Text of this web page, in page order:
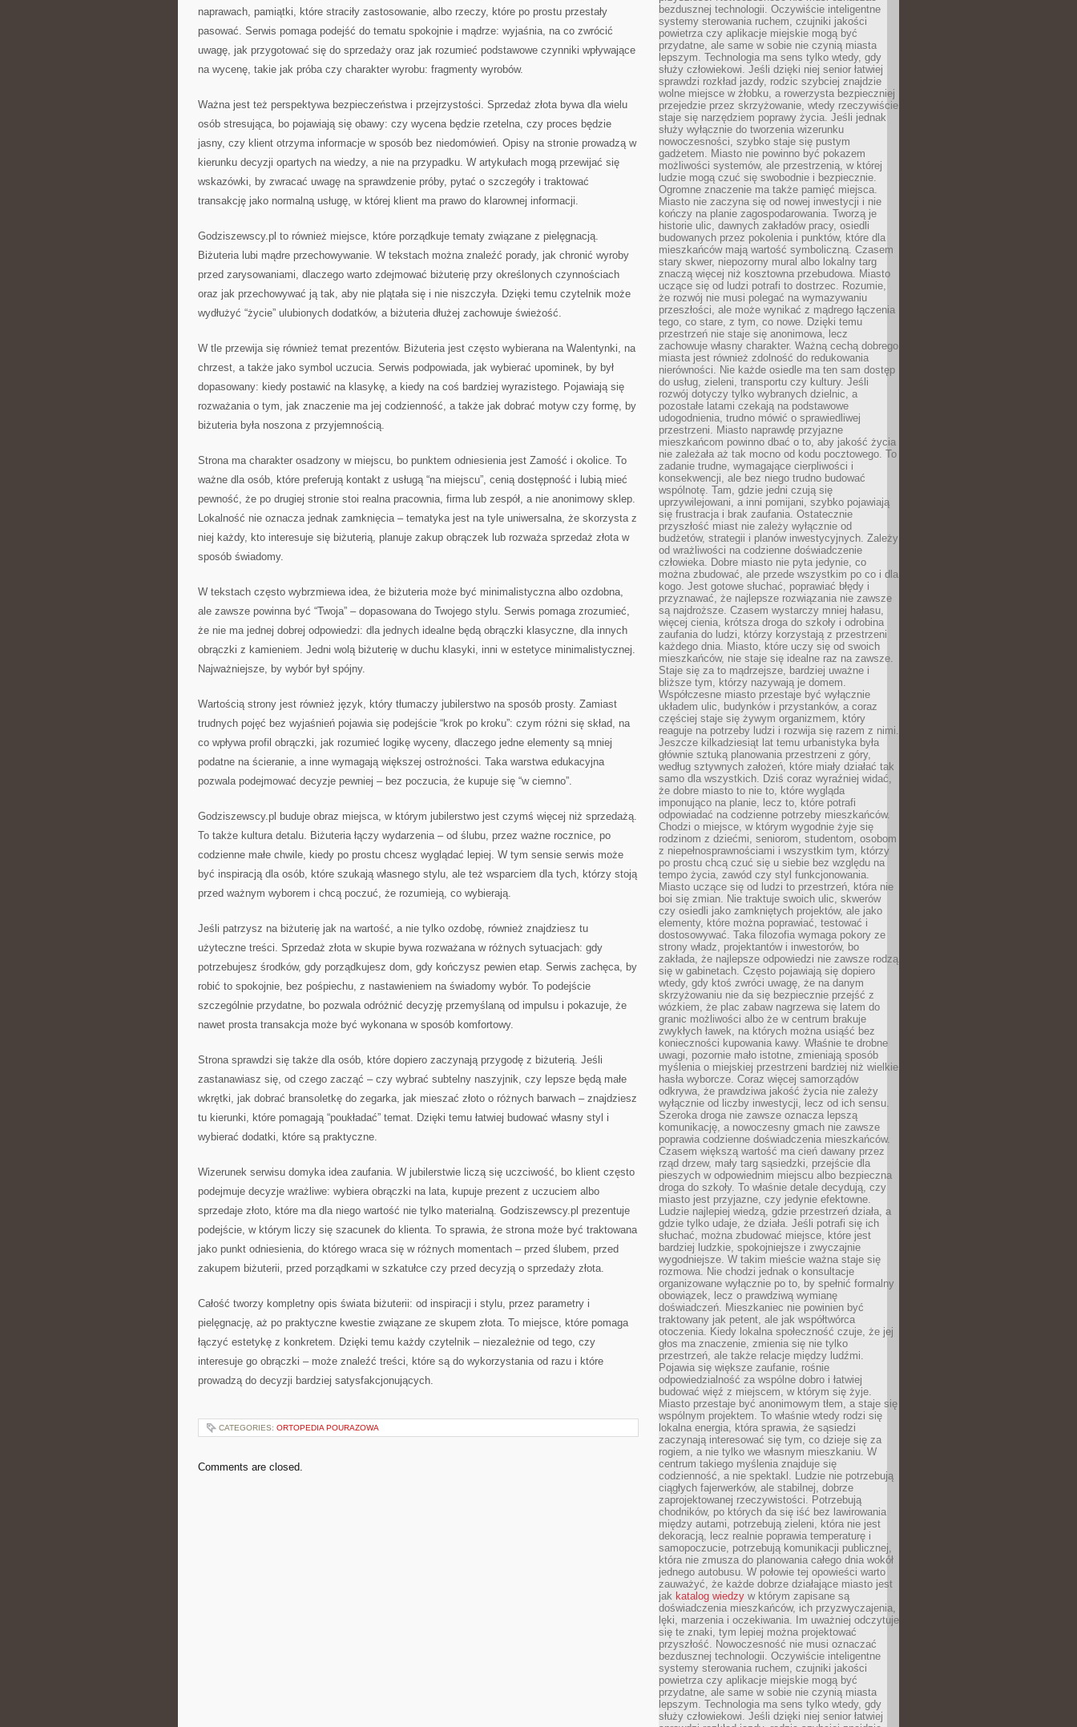
naprawach, pamiątki, które straciły zastosowanie, albo rzeczy, które po prostu przestały
pasować. Serwis pomaga podejść do tematu spokojnie i mądrze: wyjaśnia, na co zwrócić
uwagę, jak przygotować się do sprzedaży oraz jak rozumieć podstawowe czynniki wpływające
na wycenę, takie jak próba czy charakter wyrobu: fragmenty wyrobów.
Ważna jest też perspektywa bezpieczeństwa i przejrzystości. Sprzedaż złota bywa dla wielu
osób stresująca, bo pojawiają się obawy: czy wycena będzie rzetelna, czy proces będzie
jasny, czy klient otrzyma informacje w sposób bez niedomówień. Opisy na stronie prowadzą w
kierunku decyzji opartych na wiedzy, a nie na przypadku. W artykułach mogą przewijać się
wskazówki, by zwracać uwagę na sprawdzenie próby, pytać o szczegóły i traktować
transakcję jako normalną usługę, w której klient ma prawo do klarownej informacji.
Godziszewscy.pl to również miejsce, które porządkuje tematy związane z pielęgnacją.
Biżuteria lubi mądre przechowywanie. W tekstach można znaleźć porady, jak chronić wyroby
przed zarysowaniami, dlaczego warto zdejmować biżuterię przy określonych czynnościach
oraz jak przechowywać ją tak, aby nie plątała się i nie niszczyła. Dzięki temu czytelnik może
wydłużyć “życie” ulubionych dodatków, a biżuteria dłużej zachowuje świeżość.
W tle przewija się również temat prezentów. Biżuteria jest często wybierana na Walentynki, na
chrzest, a także jako symbol uczucia. Serwis podpowiada, jak wybierać upominek, by był
dopasowany: kiedy postawić na klasykę, a kiedy na coś bardziej wyrazistego. Pojawiają się
rozważania o tym, jak znaczenie ma jej codzienność, a także jak dobrać motyw czy formę, by
biżuteria była noszona z przyjemnością.
Strona ma charakter osadzony w miejscu, bo punktem odniesienia jest Zamość i okolice. To
ważne dla osób, które preferują kontakt z usługą “na miejscu”, cenią dostępność i lubią mieć
pewność, że po drugiej stronie stoi realna pracownia, firma lub zespół, a nie anonimowy sklep.
Lokalność nie oznacza jednak zamknięcia – tematyka jest na tyle uniwersalna, że skorzysta z
niej każdy, kto interesuje się biżuterią, planuje zakup obrączek lub rozważa sprzedaż złota w
sposób świadomy.
W tekstach często wybrzmiewa idea, że biżuteria może być minimalistyczna albo ozdobna,
ale zawsze powinna być “Twoja” – dopasowana do Twojego stylu. Serwis pomaga zrozumieć,
że nie ma jednej dobrej odpowiedzi: dla jednych idealne będą obrączki klasyczne, dla innych
obrączki z kamieniem. Jedni wolą biżuterię w duchu klasyki, inni w estetyce minimalistycznej.
Najważniejsze, by wybór był spójny.
Wartością strony jest również język, który tłumaczy jubilerstwo na sposób prosty. Zamiast
trudnych pojęć bez wyjaśnień pojawia się podejście “krok po kroku”: czym różni się skład, na
co wpływa profil obrączki, jak rozumieć logikę wyceny, dlaczego jedne elementy są mniej
podatne na ścieranie, a inne wymagają większej ostrożności. Taka warstwa edukacyjna
pozwala podejmować decyzje pewniej – bez poczucia, że kupuje się “w ciemno”.
Godziszewscy.pl buduje obraz miejsca, w którym jubilerstwo jest czymś więcej niż sprzedażą.
To także kultura detalu. Biżuteria łączy wydarzenia – od ślubu, przez ważne rocznice, po
codzienne małe chwile, kiedy po prostu chcesz wyglądać lepiej. W tym sensie serwis może
być inspiracją dla osób, które szukają własnego stylu, ale też wsparciem dla tych, którzy stoją
przed ważnym wyborem i chcą poczuć, że rozumieją, co wybierają.
Jeśli patrzysz na biżuterię jak na wartość, a nie tylko ozdobę, również znajdziesz tu
użyteczne treści. Sprzedaż złota w skupie bywa rozważana w różnych sytuacjach: gdy
potrzebujesz środków, gdy porządkujesz dom, gdy kończysz pewien etap. Serwis zachęca, by
robić to spokojnie, bez pośpiechu, z nastawieniem na świadomy wybór. To podejście
szczególnie przydatne, bo pozwala odróżnić decyzję przemyślaną od impulsu i pokazuje, że
nawet prosta transakcja może być wykonana w sposób komfortowy.
Strona sprawdzi się także dla osób, które dopiero zaczynają przygodę z biżuterią. Jeśli
zastanawiasz się, od czego zacząć – czy wybrać subtelny naszyjnik, czy lepsze będą małe
wkrętki, jak dobrać bransoletkę do zegarka, jak mieszać złoto o różnych barwach – znajdziesz
tu kierunki, które pomagają “poukładać” temat. Dzięki temu łatwiej budować własny styl i
wybierać dodatki, które są praktyczne.
Wizerunek serwisu domyka idea zaufania. W jubilerstwie liczą się uczciwość, bo klient często
podejmuje decyzje wrażliwe: wybiera obrączki na lata, kupuje prezent z uczuciem albo
sprzedaje złoto, które ma dla niego wartość nie tylko materialną. Godziszewscy.pl prezentuje
podejście, w którym liczy się szacunek do klienta. To sprawia, że strona może być traktowana
jako punkt odniesienia, do którego wraca się w różnych momentach – przed ślubem, przed
zakupem biżuterii, przed porządkami w szkatułce czy przed decyzją o sprzedaży złota.
Całość tworzy kompletny opis świata biżuterii: od inspiracji i stylu, przez parametry i
pielęgnację, aż po praktyczne kwestie związane ze skupem złota. To miejsce, które pomaga
łączyć estetykę z konkretem. Dzięki temu każdy czytelnik – niezależnie od tego, czy
interesuje go obrączki – może znaleźć treści, które są do wykorzystania od razu i które
prowadzą do decyzji bardziej satysfakcjonujących.
CATEGORIES: ORTOPEDIA POURAZOWA
Comments are closed.
bezdusznej technologii. Oczywiście inteligentne
systemy sterowania ruchem, czujniki jakości
powietrza czy aplikacje miejskie mogą być
przydatne, ale same w sobie nie czynią miasta
lepszym. Technologia ma sens tylko wtedy, gdy
służy człowiekowi. Jeśli dzięki niej senior łatwiej
sprawdzi rozkład jazdy, rodzic szybciej znajdzie
wolne miejsce w żłobku, a rowerzysta bezpieczniej
przejedzie przez skrzyżowanie, wtedy rzeczywiście
staje się narzędziem poprawy życia. Jeśli jednak
służy wyłącznie do tworzenia wizerunku
nowoczesności, szybko staje się pustym
gadżetem. Miasto nie powinno być pokazem
możliwości systemów, ale przestrzenią, w której
ludzie mogą czuć się swobodnie i bezpiecznie.
Ogromne znaczenie ma także pamięć miejsca.
Miasto nie zaczyna się od nowej inwestycji i nie
kończy na planie zagospodarowania. Tworzą je
historie ulic, dawnych zakładów pracy, osiedli
budowanych przez pokolenia i punktów, które dla
mieszkańców mają wartość symboliczną. Czasem
stary skwer, niepozorny mural albo lokalny targ
znaczą więcej niż kosztowna przebudowa. Miasto
uczące się od ludzi potrafi to dostrzec. Rozumie,
że rozwój nie musi polegać na wymazywaniu
przeszłości, ale może wynikać z mądrego łączenia
tego, co stare, z tym, co nowe. Dzięki temu
przestrzeń nie staje się anonimowa, lecz
zachowuje własny charakter. Ważną cechą dobrego
miasta jest również zdolność do redukowania
nierówności. Nie każde osiedle ma ten sam dostęp
do usług, zieleni, transportu czy kultury. Jeśli
rozwój dotyczy tylko wybranych dzielnic, a
pozostałe latami czekają na podstawowe
udogodnienia, trudno mówić o sprawiedliwej
przestrzeni. Miasto naprawdę przyjazne
mieszkańcom powinno dbać o to, aby jakość życia
nie zależała aż tak mocno od kodu pocztowego. To
zadanie trudne, wymagające cierpliwości i
konsekwencji, ale bez niego trudno budować
wspólnotę. Tam, gdzie jedni czują się
uprzywilejowani, a inni pomijani, szybko pojawiają
się frustracja i brak zaufania. Ostatecznie
przyszłość miast nie zależy wyłącznie od
budżetów, strategii i planów inwestycyjnych. Zależy
od wrażliwości na codzienne doświadczenie
człowieka. Dobre miasto nie pyta jedynie, co
można zbudować, ale przede wszystkim po co i dla
kogo. Jest gotowe słuchać, poprawiać błędy i
przyznawać, że najlepsze rozwiązania nie zawsze
są najdroższe. Czasem wystarczy mniej hałasu,
więcej cienia, krótsza droga do szkoły i odrobina
zaufania do ludzi, którzy korzystają z przestrzeni
każdego dnia. Miasto, które uczy się od swoich
mieszkańców, nie staje się idealne raz na zawsze.
Staje się za to mądrzejsze, bardziej uważne i
bliższe tym, którzy nazywają je domem.
Współczesne miasto przestaje być wyłącznie
układem ulic, budynków i przystanków, a coraz
częściej staje się żywym organizmem, który
reaguje na potrzeby ludzi i rozwija się razem z nimi.
Jeszcze kilkadziesiąt lat temu urbanistyka była
głównie sztuką planowania przestrzeni z góry,
według sztywnych założeń, które miały działać tak
samo dla wszystkich. Dziś coraz wyraźniej widać,
że dobre miasto to nie to, które wygląda
imponująco na planie, lecz to, które potrafi
odpowiadać na codzienne potrzeby mieszkańców.
Chodzi o miejsce, w którym wygodnie żyje się
rodzinom z dziećmi, seniorom, studentom, osobom
z niepełnosprawnościami i wszystkim tym, którzy
po prostu chcą czuć się u siebie bez względu na
tempo życia, zawód czy styl funkcjonowania.
Miasto uczące się od ludzi to przestrzeń, która nie
boi się zmian. Nie traktuje swoich ulic, skwerów
czy osiedli jako zamkniętych projektów, ale jako
elementy, które można poprawiać, testować i
dostosowywać. Taka filozofia wymaga pokory ze
strony władz, projektantów i inwestorów, bo
zakłada, że najlepsze odpowiedzi nie zawsze rodzą
się w gabinetach. Często pojawiają się dopiero
wtedy, gdy ktoś zwróci uwagę, że na danym
skrzyżowaniu nie da się bezpiecznie przejść z
wózkiem, że plac zabaw nagrzewa się latem do
granic możliwości albo że w centrum brakuje
zwykłych ławek, na których można usiąść bez
konieczności kupowania kawy. Właśnie te drobne
uwagi, pozornie mało istotne, zmieniają sposób
myślenia o miejskiej przestrzeni bardziej niż wielkie
hasła wyborcze. Coraz więcej samorządów
odkrywa, że prawdziwa jakość życia nie zależy
wyłącznie od liczby inwestycji, lecz od ich sensu.
Szeroka droga nie zawsze oznacza lepszą
komunikację, a nowoczesny gmach nie zawsze
poprawia codzienne doświadczenia mieszkańców.
Czasem większą wartość ma cień dawany przez
rząd drzew, mały targ sąsiedzki, przejście dla
pieszych w odpowiednim miejscu albo bezpieczna
droga do szkoły. To właśnie detale decydują, czy
miasto jest przyjazne, czy jedynie efektowne.
Ludzie najlepiej wiedzą, gdzie przestrzeń działa, a
gdzie tylko udaje, że działa. Jeśli potrafi się ich
słuchać, można zbudować miejsce, które jest
bardziej ludzkie, spokojniejsze i zwyczajnie
wygodniejsze. W takim mieście ważna staje się
rozmowa. Nie chodzi jednak o konsultacje
organizowane wyłącznie po to, by spełnić formalny
obowiązek, lecz o prawdziwą wymianę
doświadczeń. Mieszkaniec nie powinien być
traktowany jak petent, ale jak współtwórca
otoczenia. Kiedy lokalna społeczność czuje, że jej
głos ma znaczenie, zmienia się nie tylko
przestrzeń, ale także relacje między ludźmi.
Pojawia się większe zaufanie, rośnie
odpowiedzialność za wspólne dobro i łatwiej
budować więź z miejscem, w którym się żyje.
Miasto przestaje być anonimowym tłem, a staje się
wspólnym projektem. To właśnie wtedy rodzi się
lokalna energia, która sprawia, że sąsiedzi
zaczynają interesować się tym, co dzieje się za
rogiem, a nie tylko we własnym mieszkaniu. W
centrum takiego myślenia znajduje się
codzienność, a nie spektakl. Ludzie nie potrzebują
ciągłych fajerwerków, ale stabilnej, dobrze
zaprojektowanej rzeczywistości. Potrzebują
chodników, po których da się iść bez lawirowania
między autami, potrzebują zieleni, która nie jest
dekoracją, lecz realnie poprawia temperaturę i
samopoczucie, potrzebują komunikacji publicznej,
która nie zmusza do planowania całego dnia wokół
jednego autobusu. W połowie tej opowieści warto
zauważyć, że każde dobrze działające miasto jest
jak katalog wiedzy w którym zapisane są
doświadczenia mieszkańców, ich przyzwyczajenia,
lęki, marzenia i oczekiwania. Im uważniej odczytuje
się te znaki, tym lepiej można projektować
przyszłość. Nowoczesność nie musi oznaczać
bezdusznej technologii. Oczywiście inteligentne
systemy sterowania ruchem, czujniki jakości
powietrza czy aplikacje miejskie mogą być
przydatne, ale same w sobie nie czynią miasta
lepszym. Technologia ma sens tylko wtedy, gdy
służy człowiekowi. Jeśli dzięki niej senior łatwiej